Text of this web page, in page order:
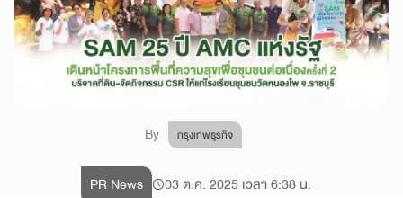
By กรุงเทพธุรกิจ
PR News 03 ต.ค. 2025 เวลา 6:38 น.